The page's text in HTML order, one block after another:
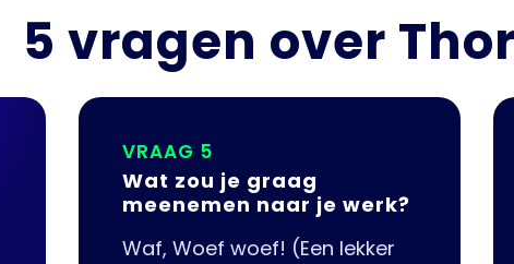
5 vragen over
VRAAG 1
Waar kom je vandaan?